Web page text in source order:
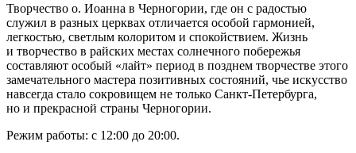
Творчество о. Иоанна в Черногории, где он с радостью
служил в разных церквах отличается особой гармонией,
легкостью, светлым колоритом и спокойствием. Жизнь
и творчество в райских местах солнечного побережья
составляют особый «лайт» период в позднем творчестве этого
замечательного мастера позитивных состояний, чье искусство
навсегда стало сокровищем не только Санкт-Петербурга,
но и прекрасной страны Черногории.
Режим работы: с 12:00 до 20:00.